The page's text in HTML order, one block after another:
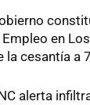
Empleo en
la cesantía a
alerta